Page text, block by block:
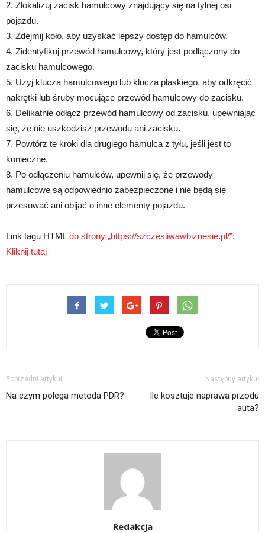
2. Zlokalizuj zacisk hamulcowy znajdujący się na tylnej osi
pojazdu.
3. Zdejmij koło, aby uzyskać lepszy dostęp do hamulców.
4. Zidentyfikuj przewód hamulcowy, który jest podłączony do
zacisku hamulcowego.
5. Użyj klucza hamulcowego lub klucza płaskiego, aby odkręcić
nakrętki lub śruby mocujące przewód hamulcowy do zacisku.
6. Delikatnie odłącz przewód hamulcowy od zacisku, upewniając
się, że nie uszkodzisz przewodu ani zacisku.
7. Powtórz te kroki dla drugiego hamulca z tyłu, jeśli jest to
konieczne.
8. Po odłączeniu hamulców, upewnij się, że przewody
hamulcowe są odpowiednio zabezpieczone i nie będą się
przesuwać ani obijać o inne elementy pojazdu.
Link tagu HTMLdo strony „https://szczesliwawbiznesie.pl/”:
Kliknij tutaj
Poprzedni artykuł
Na czym polega metoda PDR?
Następny artykuł
Ile kosztuje naprawa przodu
auta?
Redakcja